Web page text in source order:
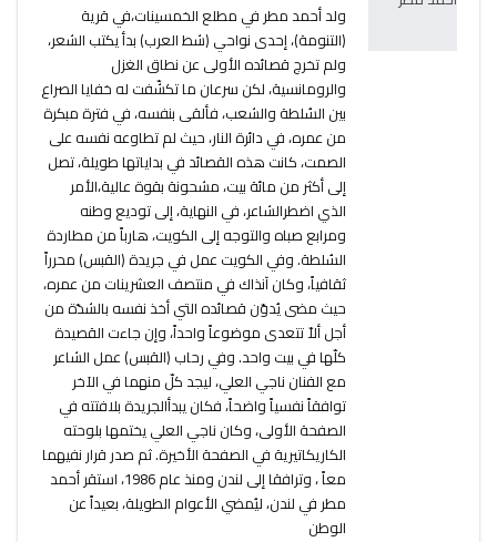
ولد أحمد مطر في مطلع الخمسينات،في قرية
(التنومة)، إحدى نواحي (شط العرب) بدأ يكتب الشعر،
ولم تخرج قصائده الأولى عن نطاق الغزل
والرومانسية، لكن سرعان ما تكشّفت له خفايا الصراع
بين السُلطة والشعب، فألقى بنفسه، في فترة مبكرة
من عمره، في دائرة النار، حيث لم تطاوعه نفسه على
الصمت، كانت هذه القصائد في بداياتها طويلة، تصل
إلى أكثر من مائة بيت، مشحونة بقوة عالية،الأمر
الذي اضطرالشاعر، في النهاية، إلى توديع وطنه
ومرابع صباه والتوجه إلى الكويت، هارباً من مطاردة
السُلطة. وفي الكويت عمل في جريدة (القبس) محرراً
ثقافياً، وكان آنذاك في منتصف العشرينات من عمره،
حيث مضى يُدوّن قصائده التي أخذ نفسه بالشدّة من
أجل ألاّ تتعدى موضوعاً واحداً، وإن جاءت القصيدة
كلّها في بيت واحد. وفي رحاب (القبس) عمل الشاعر
مع الفنان ناجي العلي، ليجد كلّ منهما في الآخر
توافقاً نفسياً واضحاً، فكان يبدأالجريدة بلافتته في
الصفحة الأولى، وكان ناجي العلي يختمها بلوحته
الكاريكاتيرية في الصفحة الأخيرة. ثم صدر قرار نفيهما
معاً ، وترافقا إلى لندن ومنذ عام 1986، استقر أحمد
مطر في لندن، ليُمضي الأعوام الطويلة، بعيداً عن
الوطن